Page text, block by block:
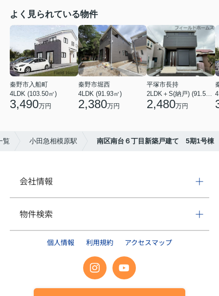
よく見られている物件
秦野市入船町
4LDK (103.50㎡)
3,490万円
秦野市堀西
4LDK (91.93㎡)
2,380万円
平塚市長持
2,480万円
覧 小田急相模原駅 南区南台６丁目新築戸建て 5期1号棟
会社情報
物件検索
個人情報 利用規約 アクセスマップ